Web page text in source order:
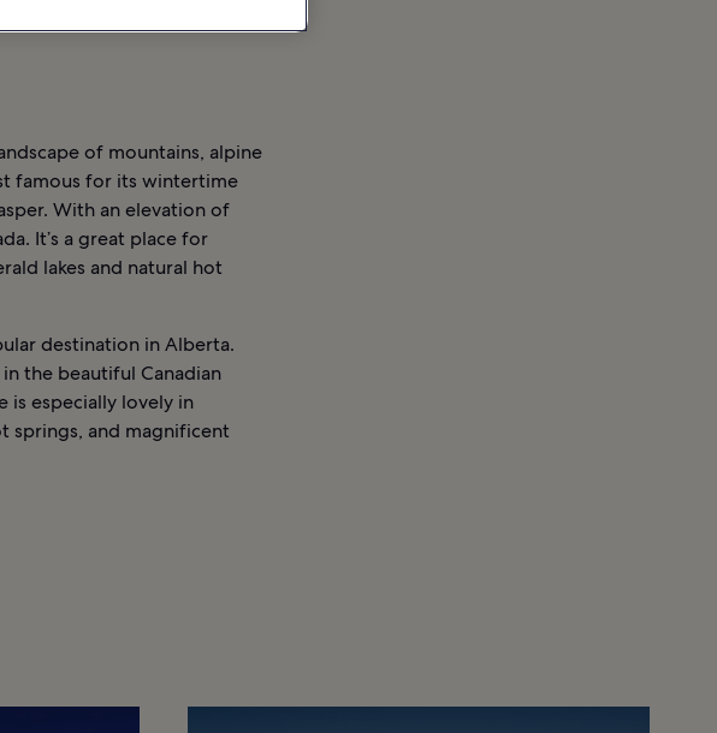
of mountains, alpine
famous for its wintertime
With an elevation of
It’s a great place for
lakes and natural hot
destination in Alberta.
the beautiful Canadian
is especially lovely in
springs, and magnificent